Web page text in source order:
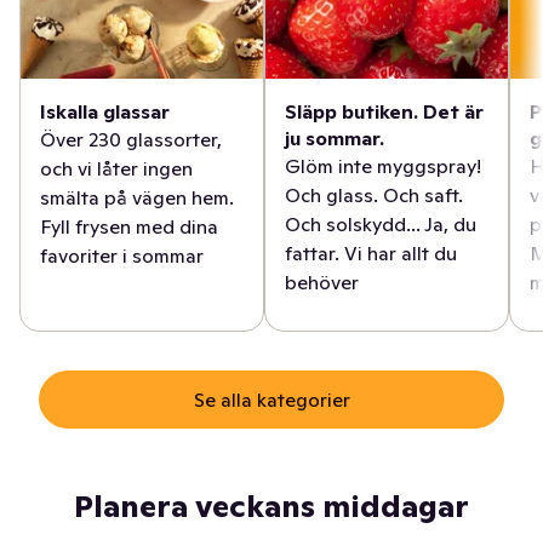
Iskalla glassar
Över 230 glassorter,
och vi låter ingen
smälta på vägen hem.
Fyll frysen med dina
favoriter i sommar
Släpp butiken. Det är
ju sommar.
Glöm inte myggspray!
Och glass. Och saft.
Och solskydd... Ja, du
fattar. Vi har allt du
behöver
Se alla kategorier
Planera veckans middagar